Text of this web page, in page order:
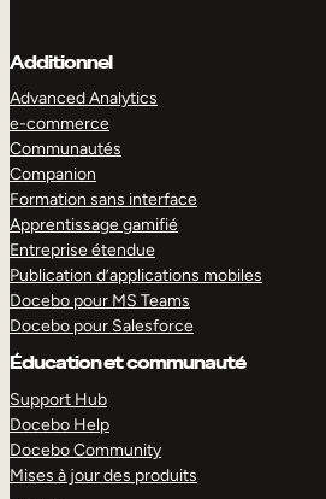
Additionnel
Advanced Analytics
e-commerce
Communautés
Companion
Formation sans interface
Apprentissage gamifié
Entreprise étendue
Publication d’applications mobiles
Docebo pour MS Teams
Docebo pour Salesforce
Éducation et communauté
Support Hub
Docebo Help
Docebo Community
Mises à jour des produits